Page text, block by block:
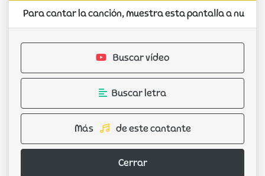
Para cantar la canción, muestra esta pantalla a
Buscar vídeo
Buscar letra
Más de este cantante
Cerrar